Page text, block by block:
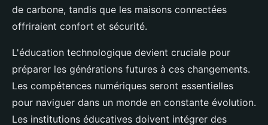
de carbone, tandis que les maisons connectées
offriraient confort et sécurité.
L'éducation technologique devient cruciale pour
préparer les générations futures à ces changements.
Les compétences numériques seront essentielles
pour naviguer dans un monde en constante évolution.
Les institutions éducatives doivent intégrer des